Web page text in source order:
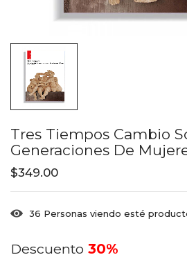
Tres Tiempos Cambio
Generaciones De
$349.00
36 Personas viendo esté
Descuento 30%